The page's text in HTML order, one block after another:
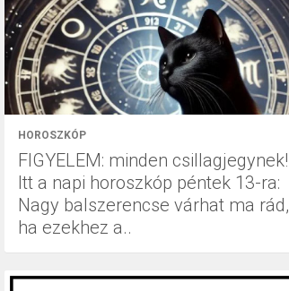
HOROSZKÓP
FIGYELEM: minden csillagjegynek!
Itt a napi horoszkóp péntek 13-ra:
Nagy balszerencse várhat ma rád,
ha ezekhez a..